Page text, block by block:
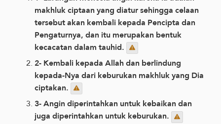
makhluk ciptaan yang diatur sehingga celaan
tersebut akan kembali kepada Pencipta dan
Pengaturnya, dan itu merupakan bentuk
kecacatan dalam tauhid.
2- Kembali kepada Allah dan berlindung
kepada-Nya dari keburukan makhluk yang Dia
ciptakan.
3- Angin diperintahkan untuk kebaikan dan
juga diperintahkan untuk keburukan.